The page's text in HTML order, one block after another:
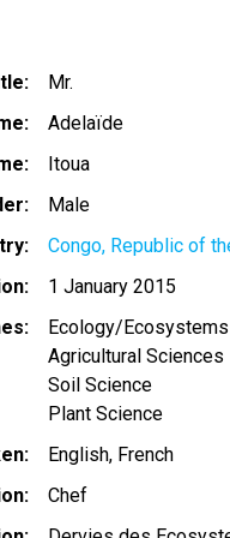
Mr.
Adelaïde
Itoua
Male
Congo, Republic of
1 January 2015
Ecology/Ecosystems
Agricultural Sciences
Soil Science
Plant Science
English French
Chef